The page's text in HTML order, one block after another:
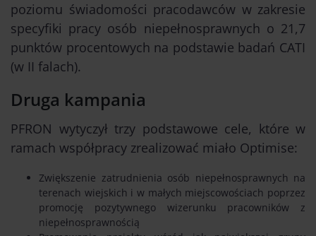
poziomu świadomości pracodawców w zakresie
specyfiki pracy osób niepełnosprawnych o 21,7
punktów procentowych na podstawie badań CATI
(w II falach).
Druga kampania
PFRON wytyczył trzy podstawowe cele, które w
ramach współpracy zrealizować miało Optimise:
Zwiększenie zatrudnienia osób niepełnosprawnych na
terenach wiejskich i w małych miejscowościach poprzez
promocję pozytywnego wizerunku pracowników z
niepełnosprawnością